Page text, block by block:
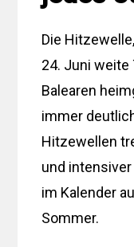
Die
24. Juni weite
Balearen
immer
Hitzewellen
und
im Kalender
Sommer.